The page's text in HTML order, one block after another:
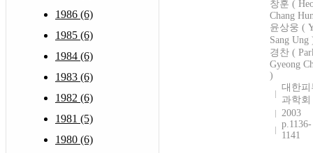
1986 (6)
1985 (6)
1984 (6)
1983 (6)
1982 (6)
1981 (5)
1980 (6)
창훈 (
Chang
윤상웅 (
Sang Ung
경찬 (
Gyeong
)
대한피
과학회
2003
p.1136-
1141